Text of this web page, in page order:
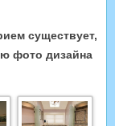
существует,
фото дизайна